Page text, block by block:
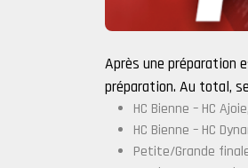
Après une préparation
préparation. Au total,
HC Bienne – HC
HC Bienne – HC
Petite/Grande